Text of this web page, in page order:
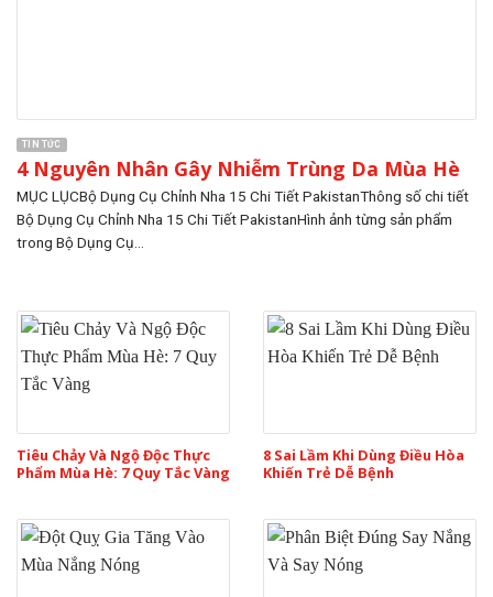
TIN TỨC
4 Nguyên Nhân Gây Nhiễm Trùng Da Mùa Hè
MỤC LỤCBộ Dụng Cụ Chỉnh Nha 15 Chi Tiết PakistanThông số chi tiết
Bộ Dụng Cụ Chỉnh Nha 15 Chi Tiết PakistanHình ảnh từng sản phẩm
trong Bộ Dụng Cụ...
Tiêu Chảy Và Ngộ Độc Thực
Phẩm Mùa Hè: 7 Quy Tắc Vàng
8 Sai Lầm Khi Dùng Điều Hòa
Khiến Trẻ Dễ Bệnh